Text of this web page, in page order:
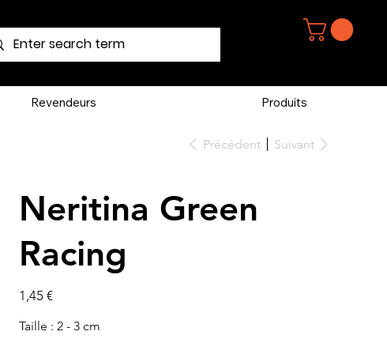
Revendeurs Produits
Précédent Suivant
Neritina Green
Racing
1,45 €
Taille : 2 - 3 cm